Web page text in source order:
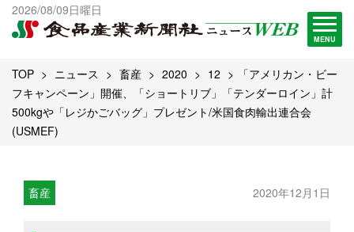
2026/08/09日曜日
MENU
出版物一覧へ
試読・購読申し込み
TOP ニュース 畜産 2020 12
「アメリカン・ビー
フキャンペーン」開催、「ショートリブ」「テンダーロイン」計
500kgや「レジかごバッグ」プレゼント/米国食肉輸出連合会
(USMEF)
畜産 2020年12月1日